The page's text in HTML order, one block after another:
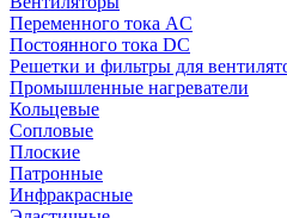
Переменного тока AC
Постоянного тока DC
Решетки и фильтры для
Промышленные нагреватели
Кольцевые
Сопловые
Плоские
Патронные
Инфракрасные